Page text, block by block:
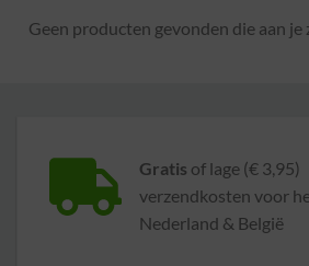
Geen producten gevonden die aan
Gratis of lage (€ 3,95)
verzendkosten voor
Nederland & België